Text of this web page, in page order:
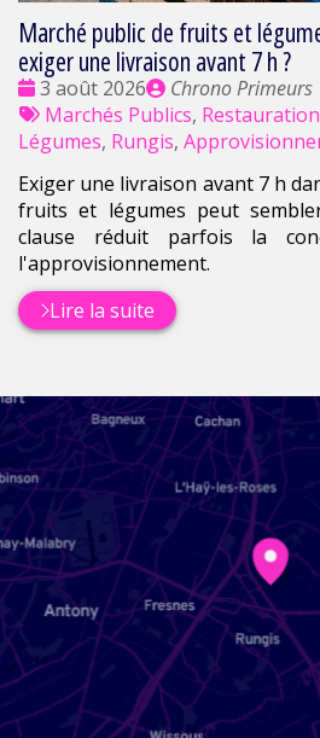
Marché public de fruits et
exiger une livraison avant 7 h ?
Date
:
3 août 2026
Publié
par
Chrono Primeurs
Tags
:
Marchés Publics,
Légumes, Rungis,
Exiger une livraison avant 7 h
fruits et légumes peut
clause réduit parfois la
l'approvisionnement.
Lire la suite